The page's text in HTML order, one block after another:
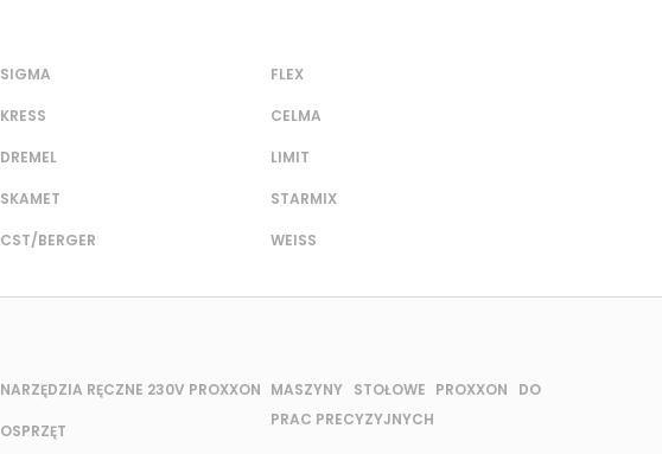
SIGMA
KRESS
DREMEL
SKAMET
CST/BERGER
FLEX
CELMA
LIMIT
STARMIX
WEISS
NARZĘDZIA RĘCZNE 230V PROXXON
OSPRZĘT
MASZYNY STOŁOWE PROXXON DO
PRAC PRECYZYJNYCH